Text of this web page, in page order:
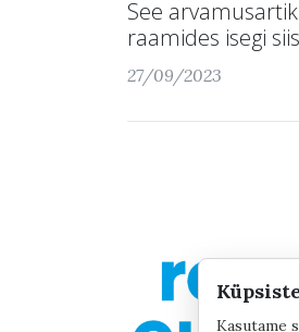
See
raamides isegi
27/09/2023
Kasutame